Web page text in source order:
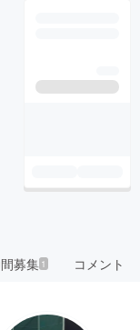
募集 1 コメント